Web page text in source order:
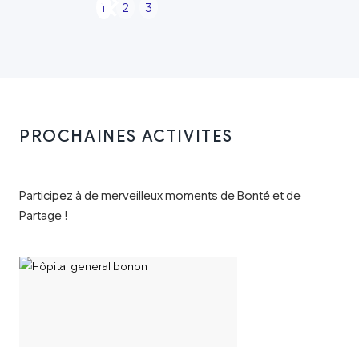
1 2 3
PROCHAINES ACTIVITES
Participez à de merveilleux moments de Bonté et de
Partage !